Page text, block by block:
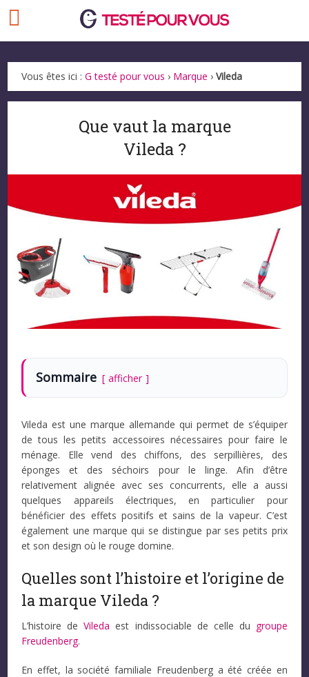
Vous êtes ici :G testé pour vous › Marque ›Vileda
Que vaut la marque
Vileda ?
Sommaire afficher
Vileda est une marque allemande qui permet de s’équiper
de tous les petits accessoires nécessaires pour faire le
ménage. Elle vend des chiffons, des serpillières, des
éponges et des séchoirs pour le linge. Afin d’être
relativement alignée avec ses concurrents, elle a aussi
quelques appareils électriques, en particulier pour
bénéficier des effets positifs et sains de la vapeur. C’est
également une marque qui se distingue par ses petits prix
et son design où le rouge domine.
Quelles sont l’histoire et l’origine de
la marque Vileda ?
L’histoire deVileda est indissociable de celle du groupe
Freudenberg.
En effet, la société familiale Freudenberg a été créée en